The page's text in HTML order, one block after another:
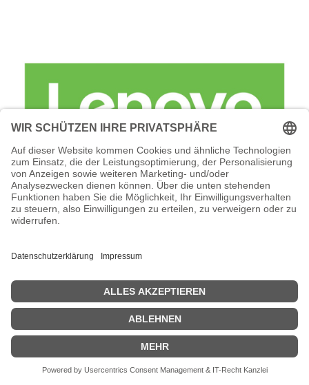
Lenovo Foundation Service + Premier
Support - Serviceerweiterung -
Arbeitszeit und Ersatzteile (für 69 TB (18
x 3,84 TB SSD)
Lenovo Foundation Service + Premier Support -